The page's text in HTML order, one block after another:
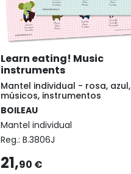
Learn eating! Music
instruments
Mantel individual - rosa, azul,
músicos, instrumentos
BOILEAU
Mantel individual
Reg.: B.3806J
21,90 €